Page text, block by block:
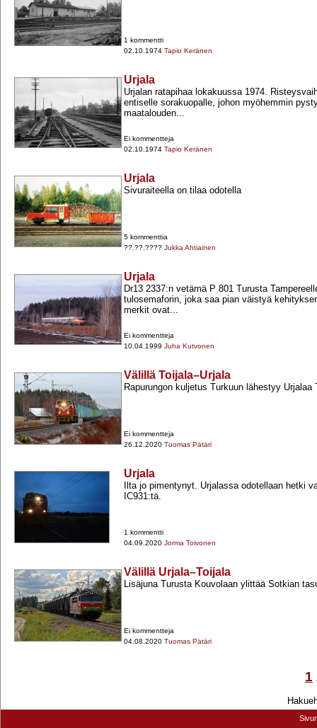
1 kommentti
02.10.1974 Tapio Keränen
Urjala
Urjalan ratapihaa lokakuussa 1974.
entiselle sorakuopalle, johon myöhemmin
maatalouden...
Ei kommentteja
02.10.1974 Tapio Keränen
Urjala
Sivuraiteella on tilaa odotella
5 kommenttia
??.??.???? Jukka Ahtiainen
Urjala
Dr13 2337:n vetämä P 801 Turusta
tulosemaforin, joka saa pian väistyä
merkit ovat...
Ei kommentteja
10.04.1999 Juha Kutvonen
Välillä Toijala–Urjala
Rapurungon kuljetus Turkuun lähestyy Urjalaa
Ei kommentteja
26.12.2020 Tuomas Pätäri
Urjala
Ilta jo pimentynyt. Urjalassa odotellaan hetki
IC931:tä.
1 kommentti
04.09.2020 Jorma Toivonen
Välillä Urjala–Toijala
Lisäjuna Turusta Kouvolaan ylittää Sotkian
Ei kommentteja
04.08.2020 Tuomas Pätäri
1